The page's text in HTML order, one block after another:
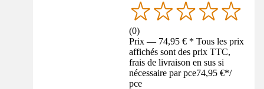
(0)
Prix — 74,95 € * Tous les prix
affichés sont des prix TTC,
frais de livraison en sus si
nécessaire par pce74,95 €*/
pce